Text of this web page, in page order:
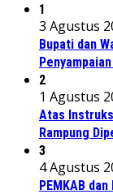
1
3 Agustus
Bupati dan
2
1 Agustus
Atas
Rampung
3
4 Agustus
PEMKAB